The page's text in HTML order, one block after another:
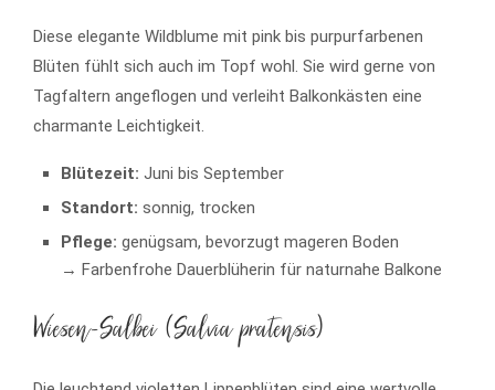
Diese elegante Wildblume mit pink bis purpurfarbenen
Blüten fühlt sich auch im Topf wohl. Sie wird gerne von
Tagfaltern angeflogen und verleiht Balkonkästen eine
charmante Leichtigkeit.
Blütezeit: Juni bis September
Standort: sonnig, trocken
Pflege: genügsam, bevorzugt mageren Boden
→ Farbenfrohe Dauerblüherin für naturnahe Balkone
Wiesen-Salbei (Salvia pratensis)